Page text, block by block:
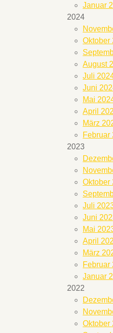
Januar
2024
Oktober
August
Juli
Juni
Mai
April
März
Februar
2023
Oktober
Juli
Juni
Mai
April
März
Februar
Januar
2022
Oktober